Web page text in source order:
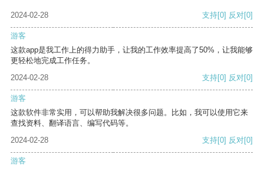
2024-02-28 支持[0] 反对[0]
游客
这款app是我工作上的得力助手，让我的工作效率提高了50%，让我能够
更轻松地完成工作任务。
2024-02-28
支持[0] 反对[0]
游客
这款软件非常实用，可以帮助我解决很多问题。比如，我可以使用它来
查找资料、翻译语言、编写代码等。
2024-02-28
支持[0] 反对[0]
游客